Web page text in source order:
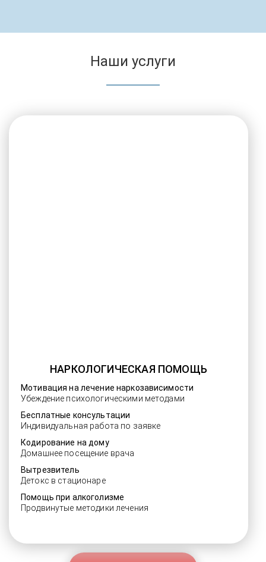
Наши услуги
НАРКОЛОГИЧЕСКАЯ ПОМОЩЬ
Мотивация на лечение наркозависимости
Убеждение психологическими методами
Бесплатные консультации
Индивидуальная работа по заявке
Кодирование на дому
Домашнее посещение врача
Вытрезвитель
Детокс в стационаре
Помощь при алкоголизме
Продвинутые методики лечения